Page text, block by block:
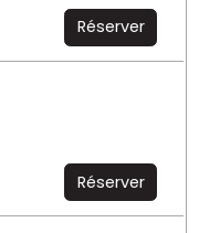
Réserver
Réserver